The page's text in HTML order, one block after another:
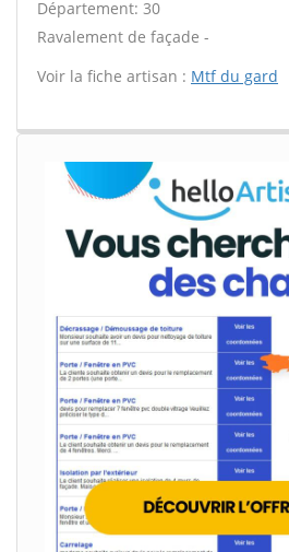
Département: 30
Ravalement de façade -
Voir la fiche artisan : Mtf du gard